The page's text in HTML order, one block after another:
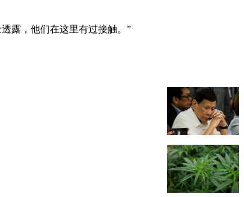
露，他们在这里有过接触。”